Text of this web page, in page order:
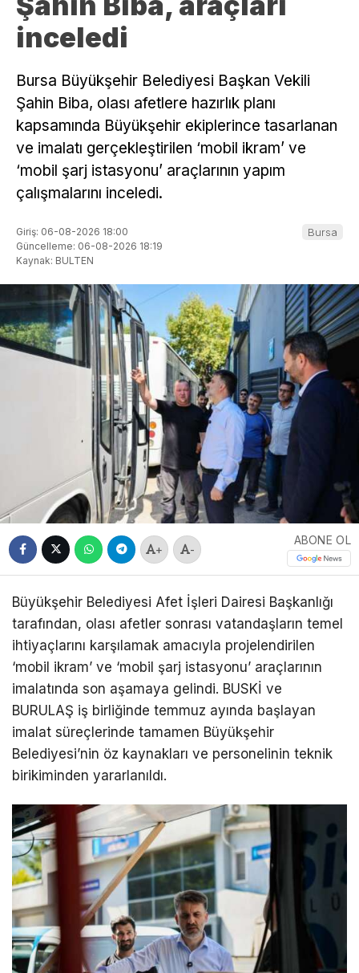
inceledi
Bursa Büyükşehir Belediyesi Başkan Vekili
Şahin Biba, olası afetlere hazırlık planı
kapsamında Büyükşehir ekiplerince tasarlanan
ve imalatı gerçekleştirilen ‘mobil ikram’ ve
‘mobil şarj istasyonu’ araçlarının yapım
çalışmalarını inceledi.
Giriş: 06-08-2026 18:00
Güncelleme: 06-08-2026 18:19
Kaynak: BULTEN
Bursa
+ -
ABONE OL
Büyükşehir Belediyesi Afet İşleri Dairesi Başkanlığı
tarafından, olası afetler sonrası vatandaşların temel
ihtiyaçlarını karşılamak amacıyla projelendirilen
‘mobil ikram’ ve ‘mobil şarj istasyonu’ araçlarının
imalatında son aşamaya gelindi. BUSKİ ve
BURULAŞ iş birliğinde temmuz ayında başlayan
imalat süreçlerinde tamamen Büyükşehir
Belediyesi’nin öz kaynakları ve personelinin teknik
birikiminden yararlanıldı.